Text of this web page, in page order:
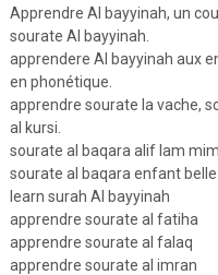
Apprendre Al bayyinah, un
sourate Al bayyinah.
apprendere Al bayyinah aux
en phonétique.
apprendre sourate la vache,
al kursi.
sourate al baqara alif lam
sourate al baqara enfant
learn surah Al bayyinah
apprendre sourate al fatiha
apprendre sourate al falaq
apprendre sourate al imran